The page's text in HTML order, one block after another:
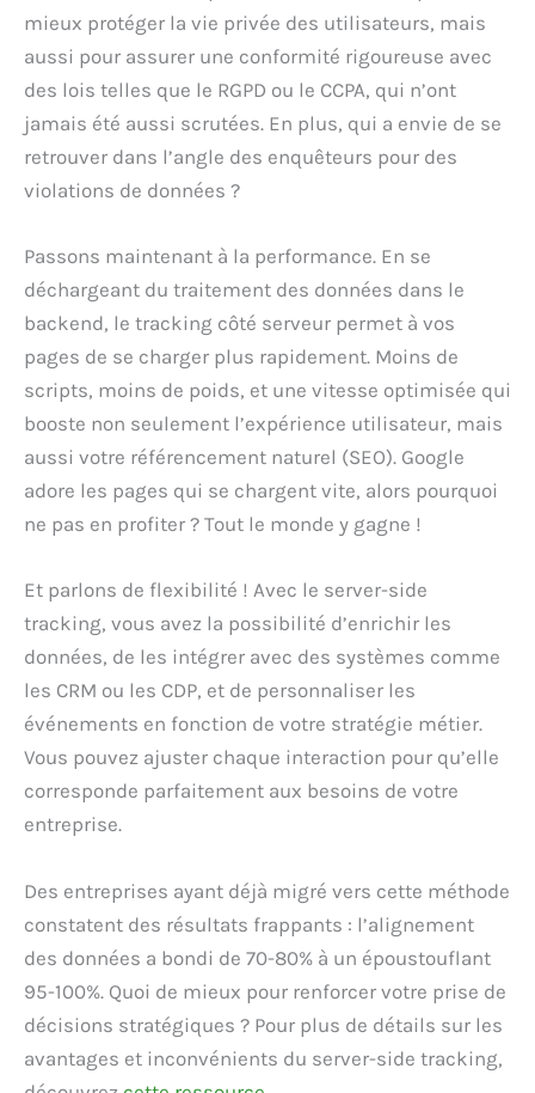
mieux protéger la vie privée des utilisateurs, mais
aussi pour assurer une conformité rigoureuse avec
des lois telles que le RGPD ou le CCPA, qui n’ont
jamais été aussi scrutées. En plus, qui a envie de se
retrouver dans l’angle des enquêteurs pour des
violations de données ?
Passons maintenant à la performance. En se
déchargeant du traitement des données dans le
backend, le tracking côté serveur permet à vos
pages de se charger plus rapidement. Moins de
scripts, moins de poids, et une vitesse optimisée qui
booste non seulement l’expérience utilisateur, mais
aussi votre référencement naturel (SEO). Google
adore les pages qui se chargent vite, alors pourquoi
ne pas en profiter ? Tout le monde y gagne !
Et parlons de flexibilité ! Avec le server-side
tracking, vous avez la possibilité d’enrichir les
données, de les intégrer avec des systèmes comme
les CRM ou les CDP, et de personnaliser les
événements en fonction de votre stratégie métier.
Vous pouvez ajuster chaque interaction pour qu’elle
corresponde parfaitement aux besoins de votre
entreprise.
Des entreprises ayant déjà migré vers cette méthode
constatent des résultats frappants : l’alignement
des données a bondi de 70-80% à un époustouflant
95-100%. Quoi de mieux pour renforcer votre prise de
décisions stratégiques ? Pour plus de détails sur les
avantages et inconvénients du server-side tracking,